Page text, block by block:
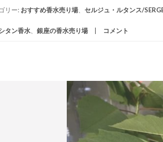
リー: おすすめ香水売り場 セルジュ・ルタンス/
タン香水 銀座の香水売り場 コメント